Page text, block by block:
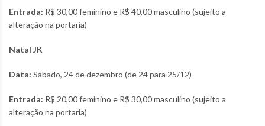
Entrada: R$ 30,00 feminino e R$ 40,00 masculino (sujeito a
alteração na portaria)
Natal JK
Data: Sábado, 24 de dezembro (de 24 para 25/12)
Entrada: R$ 20,00 feminino e R$ 30,00 masculino (sujeito a
alteração na portaria)